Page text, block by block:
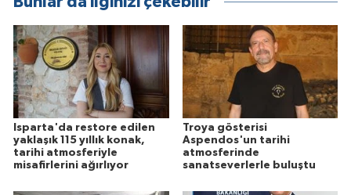
Isparta'da restore edilen
yaklaşık 115 yıllık konak,
tarihi atmosferiyle
misafirlerini ağırlıyor
Troya gösterisi
Aspendos'un tarihi
atmosferinde
sanatseverlerle buluştu